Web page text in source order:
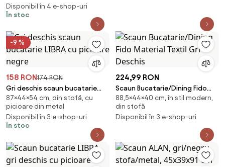
Disponibil în 4 e-shop-uri
În stoc
-9 %
158 RON174 RON
Gri deschis scaun bucatarie
LIBRA cu picioare negre
87×44×54 cm, din stofă, cu
picioare din metal
Disponibil în 3 e-shop-uri
În stoc
224,99 RON
Scaun Bucatarie/Dining Fido
Material Textil Gri Deschis
88,5×44×40 cm, în stil modern,
din stofă
Disponibil în 3 e-shop-uri